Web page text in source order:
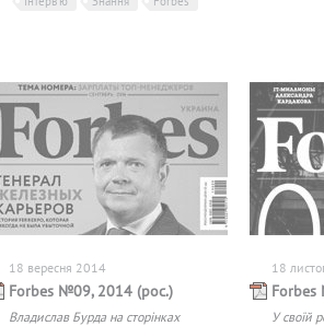
18 вересня 2014
Forbes №09, 2014 (рос.)
Владислав Бурда на сторінках
18
Forbes
У своїй